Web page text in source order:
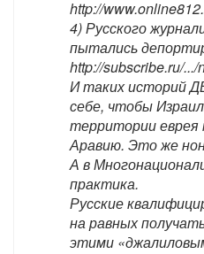
http://
4) Русского
пытались
http://subscribe.ru/
И таких историй
себе, чтобы
территории еврея
Аравию. Это же
А в
практика.
Русские
на равных
этими